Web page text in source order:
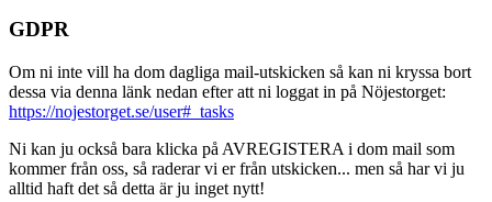
GDPR
Om ni inte vill ha dom dagliga mail-utskicken så kan ni kryssa bort
dessa via denna länk nedan efter att ni loggat in på Nöjestorget:
https://nojestorget.se/user#_tasks
Ni kan ju också bara klicka på AVREGISTERA i dom mail som
kommer från oss, så raderar vi er från utskicken... men så har vi ju
alltid haft det så detta är ju inget nytt!